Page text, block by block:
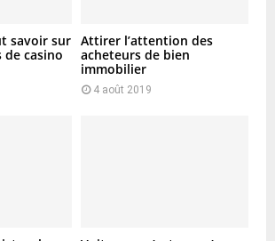
savoir sur
casino
Attirer l’attention des
acheteurs de bien
immobilier
4 août 2019